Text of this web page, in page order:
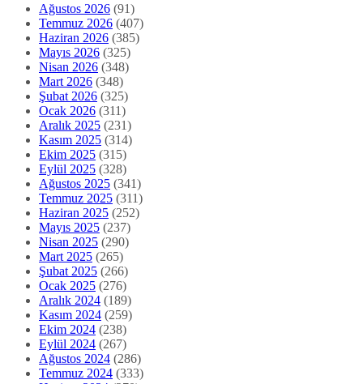
Ağustos 2026 (91)
Temmuz 2026 (407)
Haziran 2026 (385)
Mayıs 2026 (325)
Nisan 2026 (348)
Mart 2026 (348)
Şubat 2026 (325)
Ocak 2026 (311)
Aralık 2025 (231)
Kasım 2025 (314)
Ekim 2025 (315)
Eylül 2025 (328)
Ağustos 2025 (341)
Temmuz 2025 (311)
Haziran 2025 (252)
Mayıs 2025 (237)
Nisan 2025 (290)
Mart 2025 (265)
Şubat 2025 (266)
Ocak 2025 (276)
Aralık 2024 (189)
Kasım 2024 (259)
Ekim 2024 (238)
Eylül 2024 (267)
Ağustos 2024 (286)
Temmuz 2024 (333)